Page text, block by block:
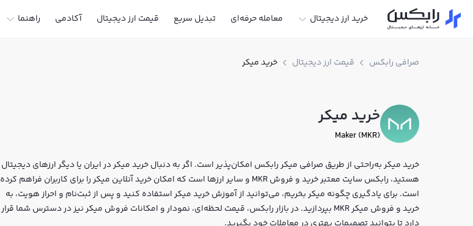
خرید ارز دیجیتال معامله حرفه‌ای تبدیل سریع قیمت ارز دیجیتال آکادمی راهنما
صرافی رابکس قیمت ارز دیجیتال خرید میکر
خرید میکر
Maker (MKR)
خرید میکر به‌راحتی از طریق صرافی میکر رابکس امکان‌پذیر است. اگر به دنبال خرید میکر در ایران یا دیگر ارزهای دیجیتال
هستید، رابکس سایت معتبر خرید و فروش MKR و سایر ارزها است که امکان خرید آنلاین میکر را برای کاربران فراهم کرده
است. برای یادگیری چگونه میکر بخریم، می‌توانید از آموزش خرید میکر استفاده کنید و پس از ثبت‌نام و احراز هویت، به
خرید و فروش میکر MKR بپردازید. در بازار رابکس، قیمت لحظه‌ای، نمودار و امکانات فروش میکر نیز در دسترس شما قرار